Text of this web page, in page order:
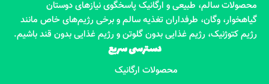
محصولات سالم، طبیعی و ارگانیک پاسخگوی نیازهای دوستان
گیاهخوار، وگان، طرفداران تغذیه سالم و برخی رژیم‌های خاص مانند
رژیم کتوژنیک، رژیم غذایی بدون گلوتن و رژیم غذایی بدون قند باشیم.
دسترسی سریع
محصولات ارگانیک